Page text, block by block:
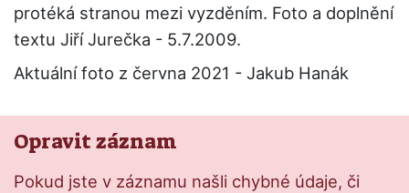
protéká stranou mezi vyzděním. Foto a doplnění
textu Jiří Jurečka - 5.7.2009.
Aktuální foto z června 2021 - Jakub Hanák
Opravit záznam
Pokud jste v záznamu našli chybné údaje, či